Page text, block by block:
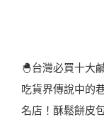
🐣台灣必買十大
吃貨界傳說中的
名店！酥鬆餅皮